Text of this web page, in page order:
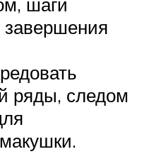
завершения
ряды, следом